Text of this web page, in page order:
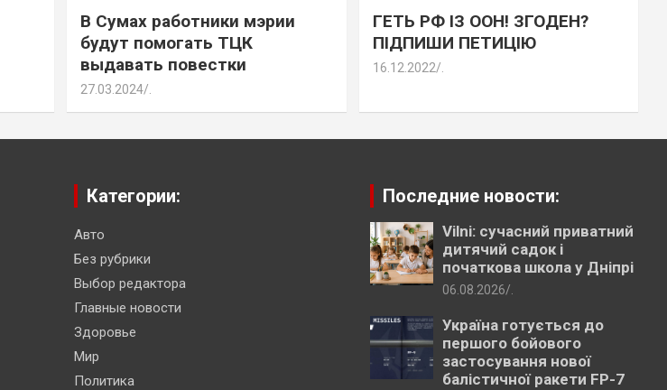
В Сумах работники мэрии
будут помогать ТЦК
выдавать повестки
27.03.2024
ГЕТЬ РФ ІЗ ООН! ЗГОДЕН?
ПІДПИШИ ПЕТИЦІЮ
16.12.2022
Категории:
Авто
Без рубрики
Выбор редактора
Главные новости
Здоровье
Мир
Политика
Последние новости:
Vilni: сучасний приватний
дитячий садок і
початкова школа у Дніпрі
06.08.2026
Україна готується до
першого бойового
застосування нової
балістичної ракети FP-7